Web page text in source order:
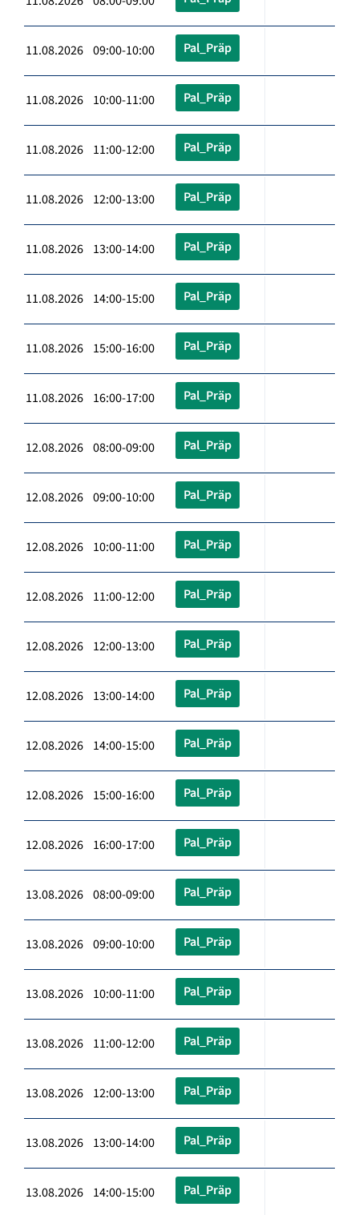
11.08.2026 09:00-10:00 Pal_Präp
11.08.2026 10:00-11:00 Pal_Präp
11.08.2026 11:00-12:00 Pal_Präp
11.08.2026 12:00-13:00 Pal_Präp
11.08.2026 13:00-14:00 Pal_Präp
11.08.2026 14:00-15:00 Pal_Präp
11.08.2026 15:00-16:00 Pal_Präp
11.08.2026 16:00-17:00 Pal_Präp
12.08.2026 08:00-09:00 Pal_Präp
12.08.2026 09:00-10:00 Pal_Präp
12.08.2026 10:00-11:00 Pal_Präp
12.08.2026 11:00-12:00 Pal_Präp
12.08.2026 12:00-13:00 Pal_Präp
12.08.2026 13:00-14:00 Pal_Präp
12.08.2026 14:00-15:00 Pal_Präp
12.08.2026 15:00-16:00 Pal_Präp
12.08.2026 16:00-17:00 Pal_Präp
13.08.2026 08:00-09:00 Pal_Präp
13.08.2026 09:00-10:00 Pal_Präp
13.08.2026 10:00-11:00 Pal_Präp
13.08.2026 11:00-12:00 Pal_Präp
13.08.2026 12:00-13:00 Pal_Präp
13.08.2026 13:00-14:00 Pal_Präp
13.08.2026 14:00-15:00 Pal_Präp